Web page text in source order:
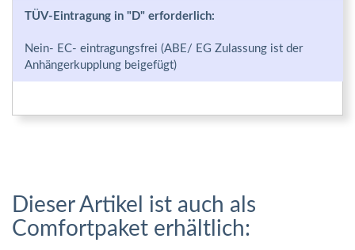
TÜV-Eintragung in "D" erforderlich:
Nein- EC- eintragungsfrei (ABE/ EG Zulassung ist der
Anhängerkupplung beigefügt)
Dieser Artikel ist auch als
Comfortpaket erhältlich: